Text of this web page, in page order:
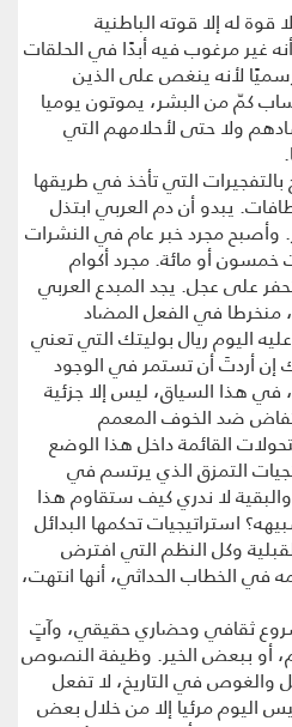
قوة له إلا قوته الباطنية
غير مرغوب فيه أبدًا في الحلقات
لأنه ينغص على الذين
كمّ من البشر، يموتون يوميا
ولا حتى لأحلامهم التي
بالتفجيرات التي تأخذ في طريقها
يبدو أن دم العربي ابتذل
وأصبح مجرد خبر عام في النشرات
خمسون أو مائة. مجرد أكوام
على عجل. يجد المبدع العربي
في الفعل المضاد
اليوم ريال بوليتك التي تعني
إن أردتَ أن تستمر في الوجود
في هذا السياق، ليس إلا جزئية
ضد الخوف المعمم
القائمة داخل هذا الوضع
التمزق الذي يرتسم في
والبقية لا ندري كيف ستقاوم هذا
استراتيجيات تحكمها البدائل
وكل النظم التي افترض
في الخطاب الحداثي، أنها انتهت،
ثقافي وحضاري حقيقي، وآتٍ
أو ببعض الخير. وظيفة النصوص
والغوص في التاريخ، لا تفعل
اليوم مرئيا إلا من خلال بعض